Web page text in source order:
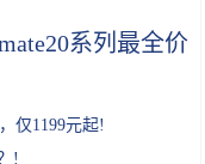
系列最全价
仅1199元起!
!